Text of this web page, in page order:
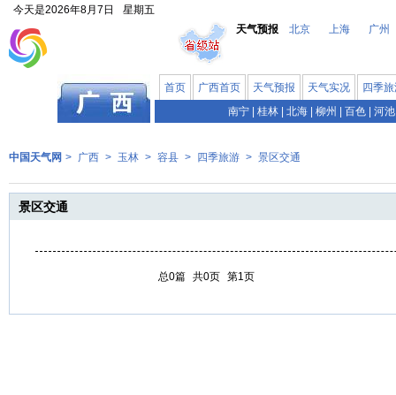
今天是2026年8月7日
星期五
天气预报
北京 上海 广州
首页 广西首页 天气预报 天气实况
四季
南宁
桂林 北海 柳州 百色 河池
中国天气网 > 广西 > 玉林 > 容县 > 四季旅游 > 景区交通
景区交通
总0篇 共0页 第1页